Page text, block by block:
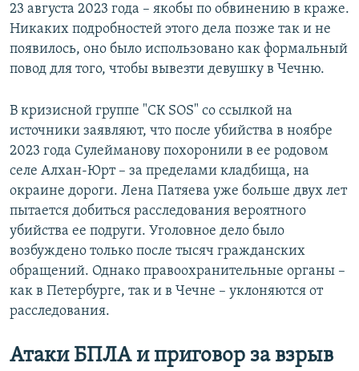
23 августа 2023 года – якобы по обвинению в краже.
Никаких подробностей этого дела позже так и не
появилось, оно было использовано как формальный
повод для того, чтобы вывезти девушку в Чечню.
В кризисной группе "СК SOS" со ссылкой на
источники заявляют, что после убийства в ноябре
2023 года Сулейманову похоронили в ее родовом
селе Алхан-Юрт – за пределами кладбища, на
окраине дороги. Лена Патяева уже больше двух лет
пытается добиться расследования вероятного
убийства ее подруги. Уголовное дело было
возбуждено только после тысяч гражданских
обращений. Однако правоохранительные органы –
как в Петербурге, так и в Чечне – уклоняются от
расследования.
Атаки БПЛА и приговор за взрыв